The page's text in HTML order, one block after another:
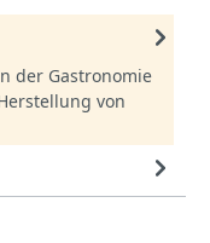
der Gastronomie
von